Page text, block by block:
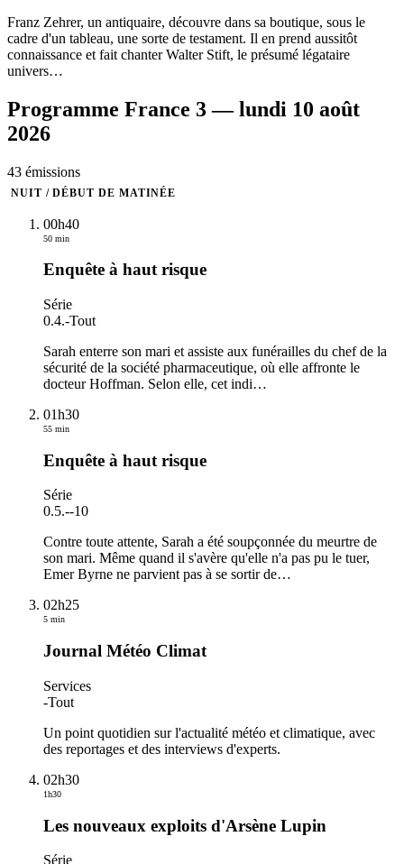
Franz Zehrer, un antiquaire, découvre dans sa boutique, sous le
cadre d'un tableau, une sorte de testament. Il en prend aussitôt
connaissance et fait chanter Walter Stift, le présumé légataire
univers…
Programme France 3—lundi 10 août
2026
43 émissions
NUIT / DÉBUT DE MATINÉE
00h40
50 min
Enquête à haut risque
Série
0.4.-Tout
Sarah enterre son mari et assiste aux funérailles du chef de la
sécurité de la société pharmaceutique, où elle affronte le
docteur Hoffman. Selon elle, cet indi…
01h30
55 min
Enquête à haut risque
Série
0.5.--10
Contre toute attente, Sarah a été soupçonnée du meurtre de
son mari. Même quand il s'avère qu'elle n'a pas pu le tuer,
Emer Byrne ne parvient pas à se sortir de…
02h25
5 min
Journal Météo Climat
Services
-Tout
Un point quotidien sur l'actualité météo et climatique, avec
des reportages et des interviews d'experts.
02h30
1h30
Les nouveaux exploits d'Arsène Lupin
Série